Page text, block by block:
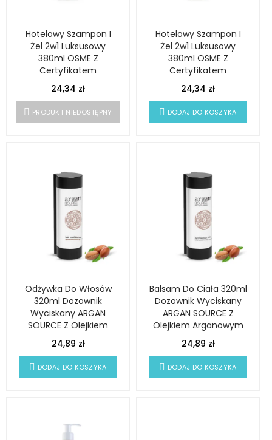
Hotelowy Szampon I
Żel 2w1 Luksusowy
380ml OSME Z
Certyfikatem
ECOCERT
24,34 zł
PRODUKT NIEDOSTĘPNY
Hotelowy Szampon I
Żel 2w1 Luksusowy
380ml OSME Z
Certyfikatem
ECOCERT
24,34 zł
DODAJ DO KOSZYKA
Odżywka Do Włosów
320ml Dozownik
Wyciskany ARGAN
SOURCE Z Olejkiem
Arganowym
24,89 zł
DODAJ DO KOSZYKA
Balsam Do Ciała 320ml
Dozownik Wyciskany
ARGAN SOURCE Z
Olejkiem Arganowym
24,89 zł
DODAJ DO KOSZYKA